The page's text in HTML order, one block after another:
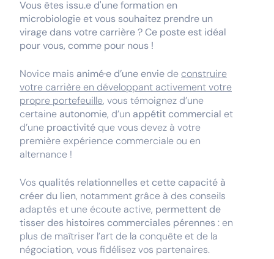
Vous êtes issu.e d'une formation en
microbiologie et vous souhaitez prendre un
virage dans votre carrière ? Ce poste est idéal
pour vous, comme pour nous !
Novice mais animé·e d’une envie de construire
votre carrière en développant activement votre
propre portefeuille, vous témoignez d’une
certaine autonomie, d’un appétit commercial et
d’une proactivité que vous devez à votre
première expérience commerciale ou en
alternance !
Vos qualités relationnelles et cette capacité à
créer du lien, notamment grâce à des conseils
adaptés et une écoute active, permettent de
tisser des histoires commerciales pérennes : en
plus de maîtriser l’art de la conquête et de la
négociation, vous fidélisez vos partenaires.